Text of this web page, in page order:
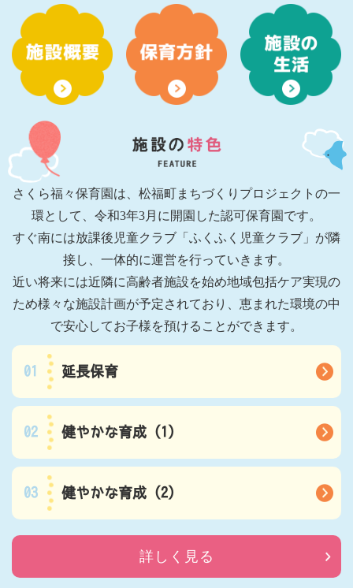
さくら福々保育園は、松福町まちづくりプロジェクトの一
環として、令和3年3月に開園した認可保育園です。
すぐ南には放課後児童クラブ「ふくふく児童クラブ」が隣
接し、一体的に運営を行っていきます。
近い将来には近隣に高齢者施設を始め地域包括ケア実現の
ため様々な施設計画が予定されており、恵まれた環境の中
で安心してお子様を預けることができます。
01 延長保育
02 健やかな育成（1）
03 健やかな育成（2）
詳しく見る